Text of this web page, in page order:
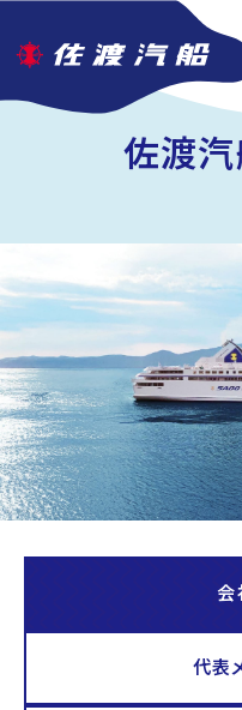
佐渡汽
会
代表